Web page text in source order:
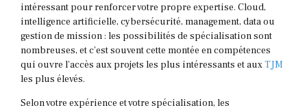
intéressant pour renforcer votre propre expertise. Cloud,
intelligence artificielle, cybersécurité, management, data ou
gestion de mission : les possibilités de spécialisation sont
nombreuses, et c’est souvent cette montée en compétences
qui ouvre l’accès aux projets les plus intéressants et auxTJM
les plus élevés.
Selon votre expérience et votre spécialisation, les